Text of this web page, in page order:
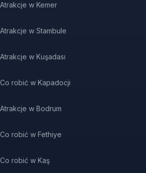
Atrakcje w Kemer
Atrakcje w Stambule
Atrakcje w Kuşadası
Co robić w Kapadocji
Atrakcje w Bodrum
Co robić w Fethiye
Co robić w Kaş